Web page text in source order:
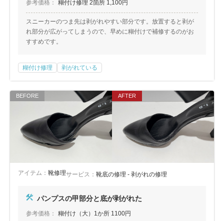
参考価格： 糊付け修理 2箇所 1,100円
スニーカーのつま先は剥がれやすい部分です。放置すると剥が
れ部分が広がってしまうので、早めに糊付けで補修するのがお
すすめです。
糊付け修理 剥がれている
アイテム： 靴修理サービス： 靴底の修理 - 剥がれの修理
パンプスの甲部分と底が剥がれた
参考価格： 糊付け（大）1か所 1100円